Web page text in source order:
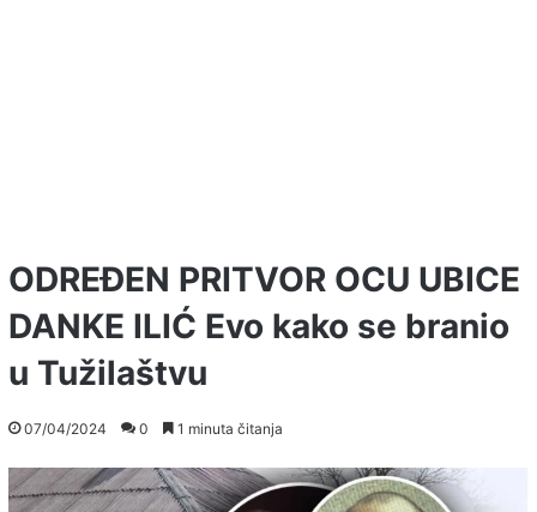
ODREĐEN PRITVOR OCU UBICE
DANKE ILIĆ Evo kako se branio
u Tužilaštvu
07/04/2024 0 1 minuta čitanja